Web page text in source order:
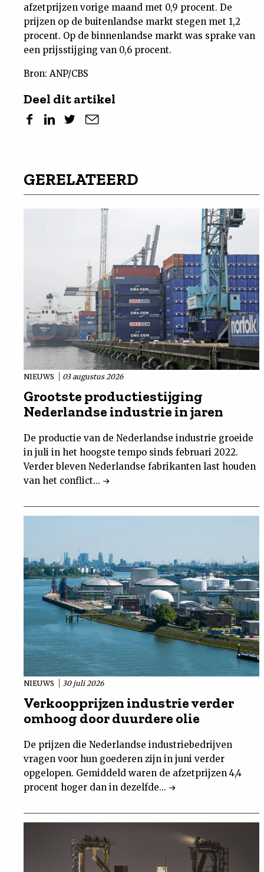
afzetprijzen vorige maand met 0,9 procent. De
prijzen op de buitenlandse markt stegen met 1,2
procent. Op de binnenlandse markt was sprake van
een prijsstijging van 0,6 procent.
Bron: ANP/CBS
Deel dit artikel
GERELATEERD
NIEUWS 03 augustus 2026
Grootste productiestijging
Nederlandse industrie in jaren
De productie van de Nederlandse industrie groeide
in juli in het hoogste tempo sinds februari 2022.
Verder bleven Nederlandse fabrikanten last houden
van het conflict...
NIEUWS 30 juli 2026
Verkoopprijzen industrie verder
omhoog door duurdere olie
De prijzen die Nederlandse industriebedrijven
vragen voor hun goederen zijn in juni verder
opgelopen. Gemiddeld waren de afzetprijzen 4,4
procent hoger dan in dezelfde...